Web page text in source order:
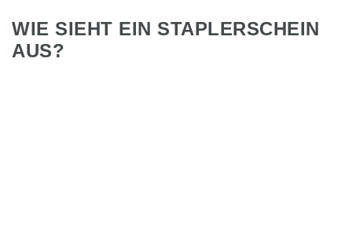
WIE SIEHT EIN STAPLERSCHEIN
AUS?